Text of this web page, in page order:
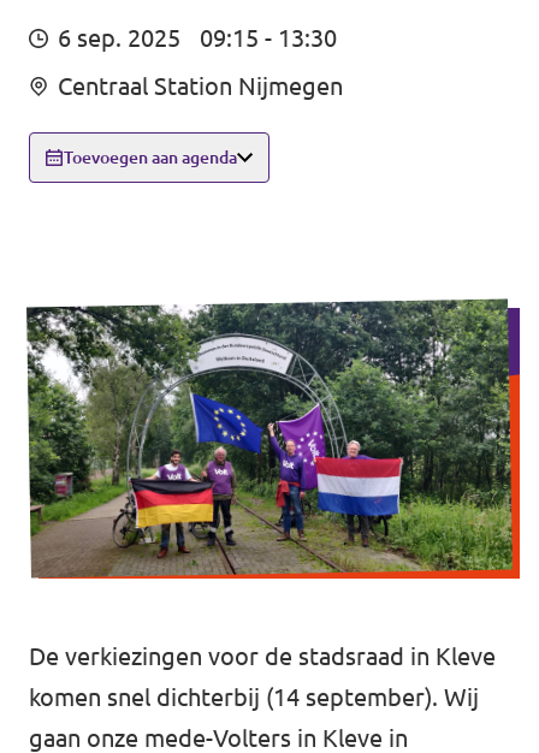
Volt Foodvalley
Volt Rivierenland
Volt Gelderland
Volt Nederland
↗️ Overzicht alle Nederlandse afdelingen
↗️ Over de grens Noordrijn-Westfalen
Vacatures
Vacature kandidaat-Statenlid
Mensen
Nieuws
Nieuwsbrieven →
Evenementen →
Vacatures →
6 sep. 2025
09:15 - 13:30
Centraal Station Nijmegen
Toevoegen aan agenda
De verkiezingen voor de stadsraad in Kleve
komen snel dichterbij (14 september). Wij
gaan onze mede-Volters in Kleve in